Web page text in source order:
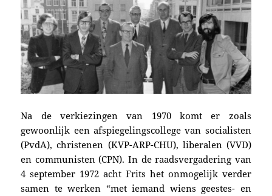
Na de verkiezingen van 1970 komt er zoals
gewoonlijk een afspiegelingscollege van socialisten
(PvdA), christenen (KVP-ARP-CHU), liberalen (VVD)
en communisten (CPN). In de raadsvergadering van
4 september 1972acht Frits het onmogelijk verder
samen te werken “met iemand wiens geestes- en